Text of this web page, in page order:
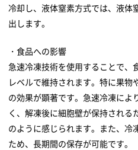
冷却し、液体窒素方式では、液体
出します。
・食品への影響
急速冷凍技術を使用することで、
レベルで維持されます。特に果
の効果が顕著です。急速冷凍によ
く、解凍後に細胞壁が保持され
のように感じられます。また、冷
ため、長期間の保存が可能です。